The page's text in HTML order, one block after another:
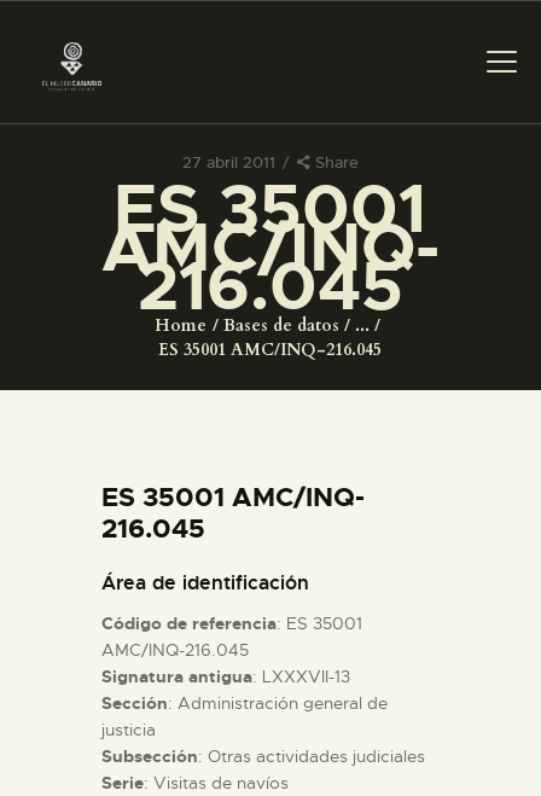
27 abril 2011 Share
ES 35001
AMC/INQ-
216.045
Home Bases de datos
...
ES 35001 AMC/INQ-216.045
PREPARAR LA VISITA
ACTIVIDADES
COLECCIONES
ESPAÑOL
PREPARAR LA VISITA
ACTIVIDADES
ES 35001 AMC/INQ-
216.045
Área de identificación
Código de referencia: ES 35001
AMC/INQ-216.045
Signatura antigua: LXXXVII-13
Sección: Administración general de
justicia
Subsección: Otras actividades judiciales
Serie: Visitas de navíos